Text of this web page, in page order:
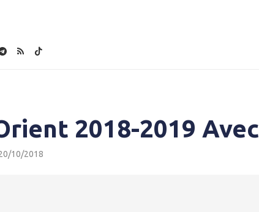
2018-2019 Avec
10/2018